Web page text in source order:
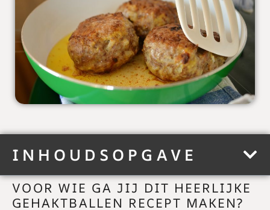
INHOUDSOPGAVE
VOOR WIE GA JIJ DIT HEERLIJKE
GEHAKTBALLEN RECEPT MAKEN?